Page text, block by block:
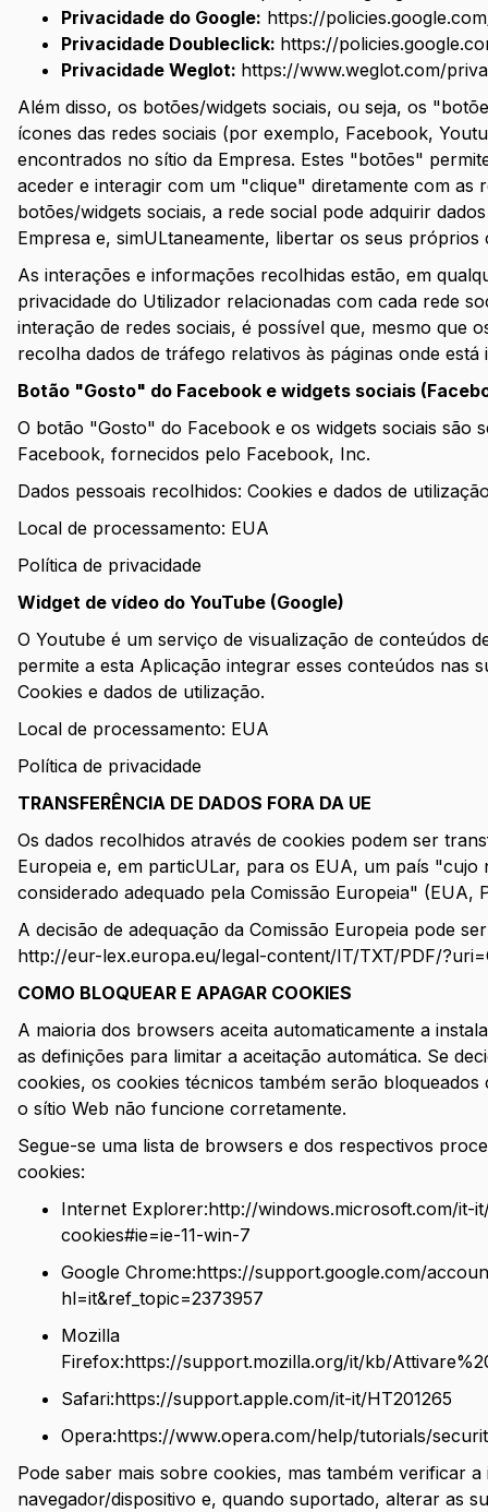
Privacidade do Google: https://
Privacidade Doubleclick: https://
Privacidade Weglot: https://www.weglot.com/
Além disso, os botões/widgets sociais, ou seja, os
ícones das redes sociais (por exemplo, Facebook,
encontrados no sítio da Empresa. Estes "botões"
aceder e interagir com um "clique" diretamente com as
botões/widgets sociais, a rede social pode adquirir
Empresa e, simULtaneamente, libertar os seus
As interações e informações recolhidas estão, em
privacidade do Utilizador relacionadas com cada rede
interação de redes sociais, é possível que, mesmo que
recolha dados de tráfego relativos às páginas onde está
Botão "Gosto" do Facebook e widgets sociais
O botão "Gosto" do Facebook e os widgets sociais são
Facebook, fornecidos pelo Facebook, Inc.
Dados pessoais recolhidos: Cookies e dados de
Local de processamento: EUA
Política de privacidade
Widget de vídeo do YouTube (Google)
O Youtube é um serviço de visualização de conteúdos
permite a esta Aplicação integrar esses conteúdos nas
Cookies e dados de utilização.
Local de processamento: EUA
Política de privacidade
TRANSFERÊNCIA DE DADOS FORA DA UE
Os dados recolhidos através de cookies podem ser
Europeia e, em particULar, para os EUA, um país "cujo
considerado adequado pela Comissão Europeia"
A decisão de adequação da Comissão Europeia pode
http://eur-lex.europa.eu/legal-content/IT/TXT/PDF/
COMO BLOQUEAR E APAGAR COOKIES
A maioria dos browsers aceita automaticamente a
as definições para limitar a aceitação automática. Se
cookies, os cookies técnicos também serão
o sítio Web não funcione corretamente.
Segue-se uma lista de browsers e dos respectivos
cookies:
Internet Explorer:http://windows.microsoft.com/it-
cookies#ie=ie-11-win-7
Google Chrome:https://support.google.com/
hl=it&ref_topic=2373957
Mozilla
Firefox:https://support.mozilla.org/it/kb/
Safari:https://support.apple.com/it-it/HT201265
Opera:https://www.opera.com/help/tutorials/
Pode saber mais sobre cookies, mas também verificar
navegador/dispositivo e, quando suportado, alterar as